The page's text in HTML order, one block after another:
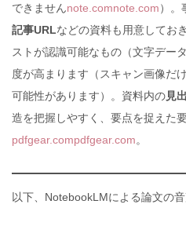
できませんnote.comnote.com）。
記事URLなどの資料も用意してお
ストが認識可能なもの（文字デー
度が高まります（スキャン画像だ
可能性があります）。資料内の見
造を把握しやすく、要点を捉えた
pdfgear.compdfgear.com。
以下、NotebookLMによる論文の